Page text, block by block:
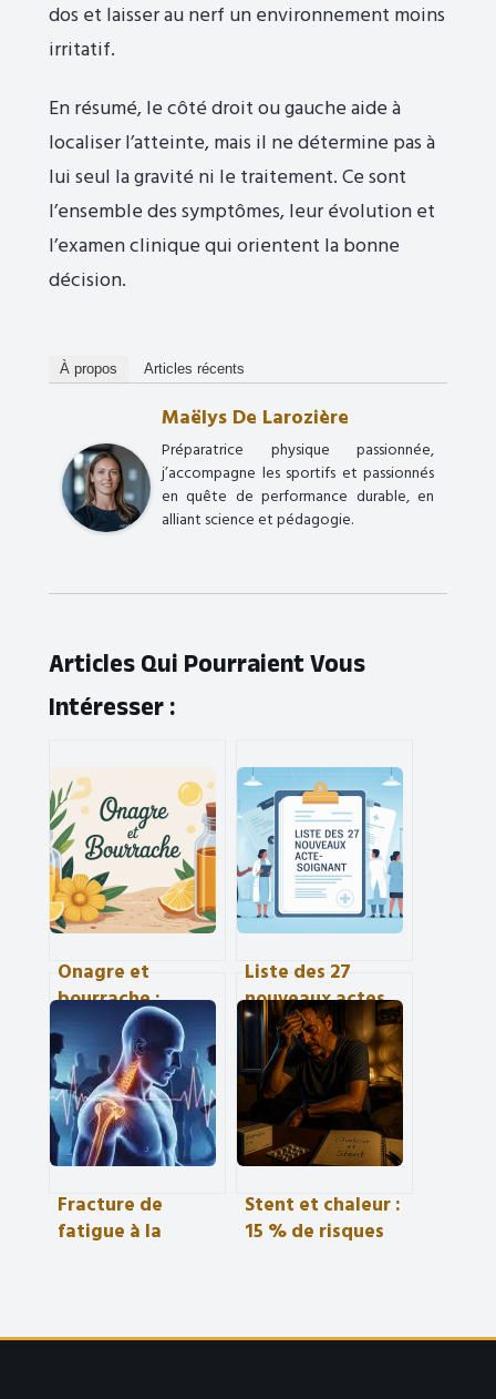
dos et laisser au nerf un environnement moins
irritatif.
En résumé, le côté droit ou gauche aide à
localiser l’atteinte, mais il ne détermine pas à
lui seul la gravité ni le traitement. Ce sont
l’ensemble des symptômes, leur évolution et
l’examen clinique qui orientent la bonne
décision.
À propos Articles récents
Maëlys De Larozière
Préparatrice physique passionnée,
j’accompagne les sportifs et passionnés
en quête de performance durable, en
alliant science et pédagogie.
Articles Qui Pourraient Vous
Intéresser :
Onagre et
bourrache :
bienfaits,
différences et
usages pour votre
santé
Liste des 27
nouveaux actes
aide-soignant en
pdf comment y
voir clair
Fracture de
fatigue à la
reprise sans
Stent et chaleur :
15 % de risques